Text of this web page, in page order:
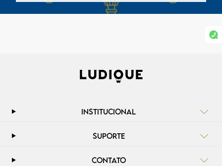
INSTITUCIONAL
SUPORTE
CONTATO